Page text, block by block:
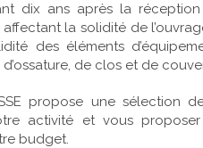
dix ans après la
la solidité de
des éléments
de clos et de
propose une sélection
activité et vous proposer
budget.